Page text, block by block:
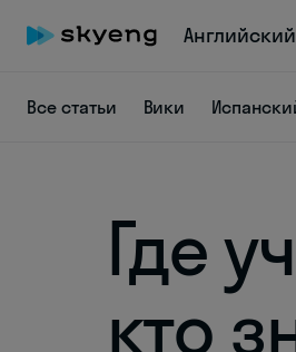
Английский
Все статьи Вики
Где
кто